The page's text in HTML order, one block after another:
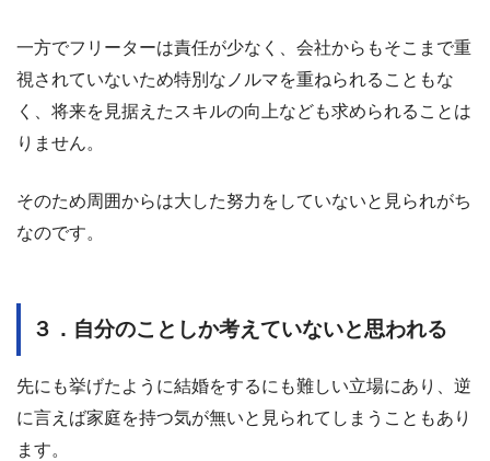
一方でフリーターは責任が少なく、会社からもそこまで重
視されていないため特別なノルマを重ねられることもな
く、将来を見据えたスキルの向上なども求められることは
りません。
そのため周囲からは大した努力をしていないと見られがち
なのです。
３．自分のことしか考えていないと思われる
先にも挙げたように結婚をするにも難しい立場にあり、逆
に言えば家庭を持つ気が無いと見られてしまうこともあり
ます。